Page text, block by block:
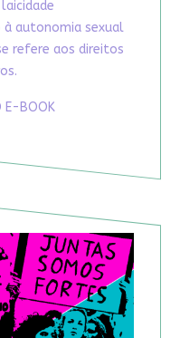
autonomia sexual
refere aos direitos
E-BOOK